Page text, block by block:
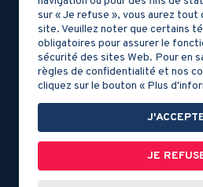
DOCUMENT 8
La guerre de la
sur « Je refuse », vous aurez tout
site. Veuillez noter que certains
obligatoires pour assurer le
sécurité des sites Web. Pour en
règles de confidentialité et nos
cliquez sur le bouton « Plus
JE